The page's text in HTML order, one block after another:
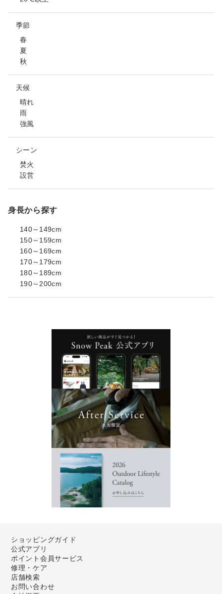
季節
春
夏
秋
天候
晴れ
雨
強風
シーン
焚火
設営
身長から探す
140～149cm
150～159cm
160～169cm
170～179cm
180～189cm
190～200cm
ショッピングガイド
公式アプリ
ポイント会員サービス
修理・ケア
店舗検索
お問い合わせ